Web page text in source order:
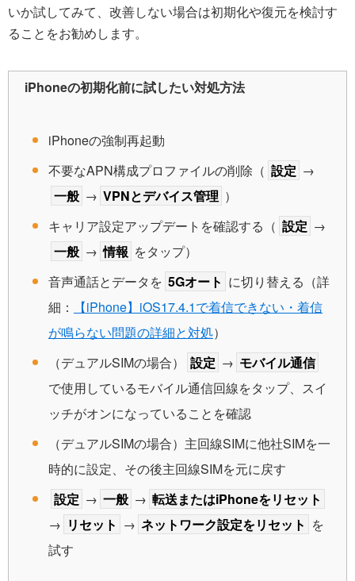
いか試してみて、改善しない場合は初期化や復元を検討す
ることをお勧めします。
iPhoneの初期化前に試したい対処方法
iPhoneの強制再起動
不要なAPN構成プロファイルの削除（ 設定 →
一般 → VPNとデバイス管理 ）
キャリア設定アップデートを確認する（ 設定 →
一般 → 情報 をタップ）
音声通話とデータを 5Gオート に切り替える（詳
細：
【iPhone】iOS17.4.1で着信できない・着信
が鳴らない問題の詳細と対処）
（デュアルSIMの場合）
設定 → モバイル通信
で使用しているモバイル通信回線をタップ、スイ
ッチがオンになっていることを確認
（デュアルSIMの場合）主回線SIMに他社SIMを一
時的に設定、その後主回線SIMを元に戻す
設定 → 一般 → 転送またはiPhoneをリセット
→ リセット → ネットワーク設定をリセット を
試す